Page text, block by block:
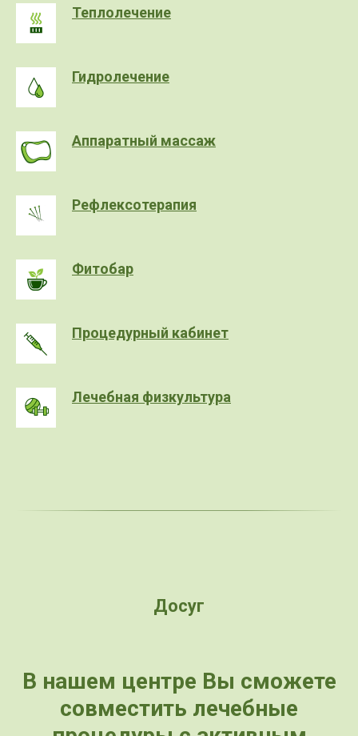
Теплолечение
Гидролечение
Аппаратный массаж
Рефлексотерапия
Фитобар
Процедурный кабинет
Лечебная физкультура
Досуг
В нашем центре Вы сможете
совместить лечебные